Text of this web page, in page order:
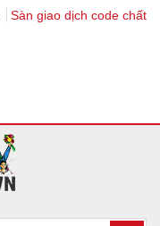
Sàn giao dịch code chất